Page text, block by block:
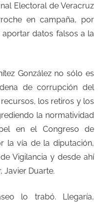
Electoral de Veracruz
en campaña, por
datos falsos a la
González no sólo es
de corrupción del
los retiros y los
la normatividad
en el Congreso de
la vía de la diputación,
Vigilancia y desde ahí
Javier Duarte.
lo trabó. Llegaría,